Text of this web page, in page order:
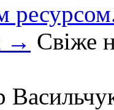
→ Свіже